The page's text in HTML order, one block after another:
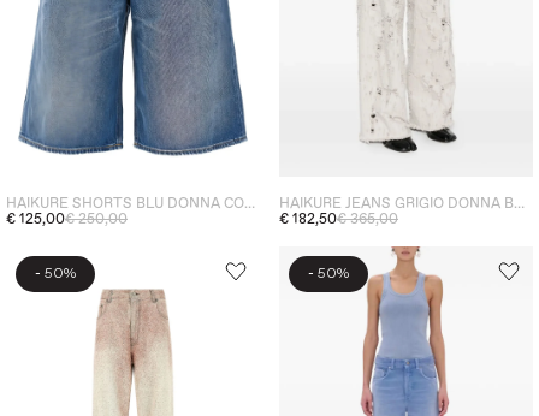
HAIKURE SHORTS BLU DONNA CON SBAFFATURE
€ 125,00€ 250,00
HAIKURE JEANS GRIGIO DONNA BETHANY BULL DESTROY
€ 182,50€ 365,00
- 50% - 50%